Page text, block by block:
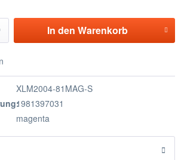
In den Warenkorb
XLM2004-81MAG-S
1981397031
magenta